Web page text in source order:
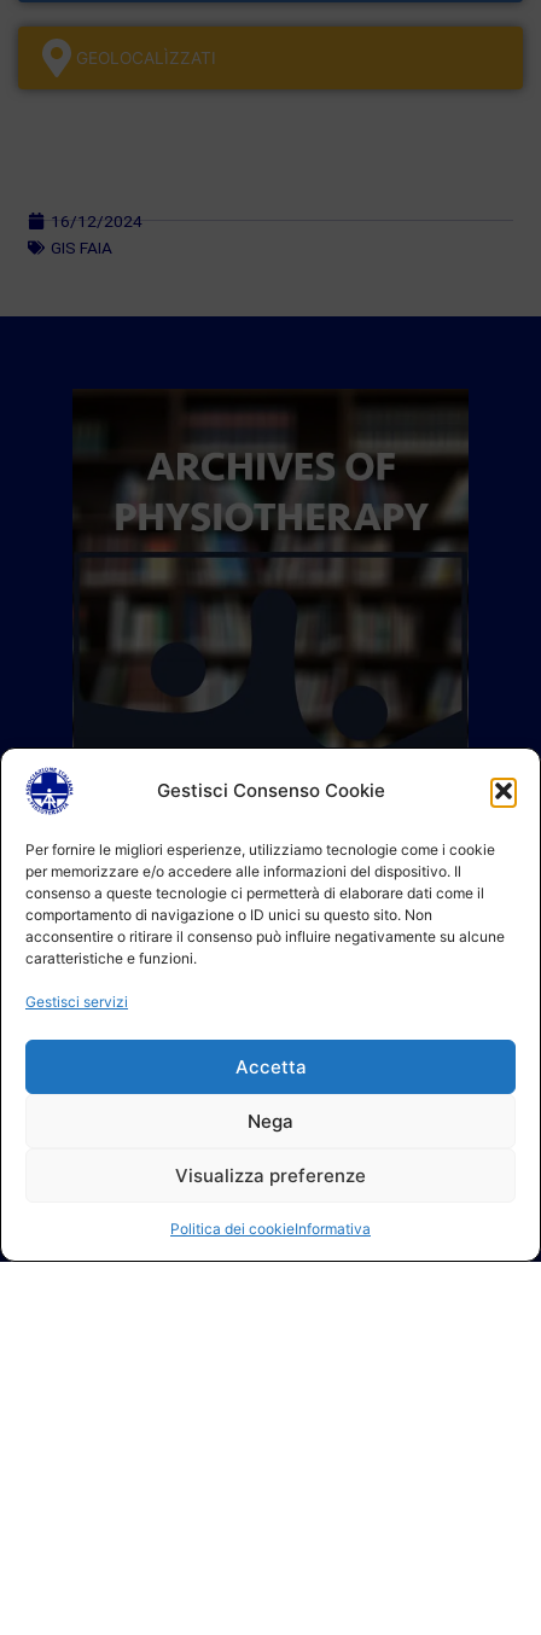
Gestisci Consenso Cookie
Per fornire le migliori esperienze, utilizziamo tecnologie come i cookie
per memorizzare e/o accedere alle informazioni del dispositivo. Il
consenso a queste tecnologie ci permetterà di elaborare dati come il
comportamento di navigazione o ID unici su questo sito. Non
acconsentire o ritirare il consenso può influire negativamente su alcune
caratteristiche e funzioni.
Gestisci servizi
Accetta
Nega
Visualizza preferenze
Politica dei cookieInformativa
GEOLOCALÌZZATI
16/12/2024
GIS FAIA